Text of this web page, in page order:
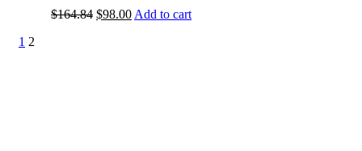
$164.84 $98.00 Add to cart
1 2